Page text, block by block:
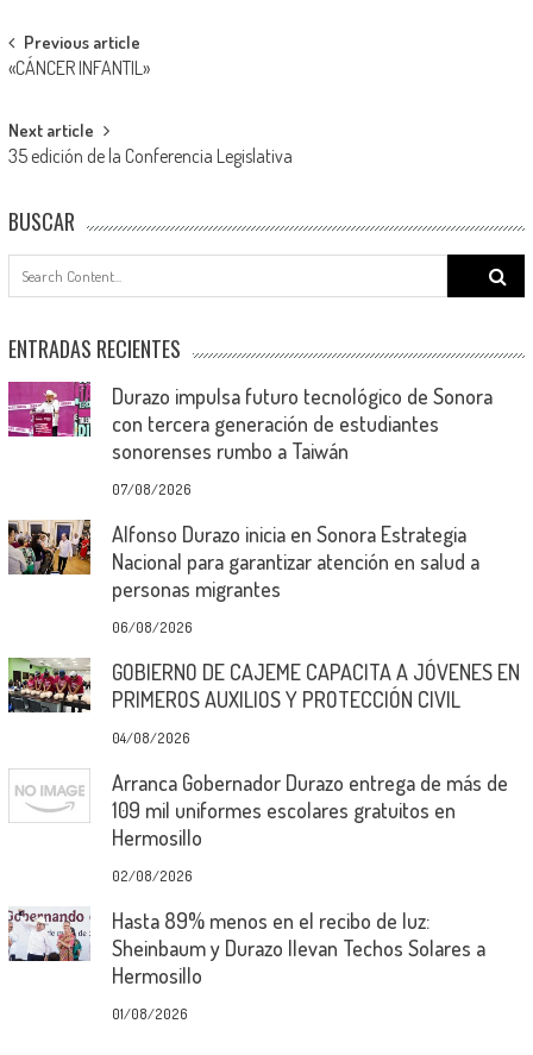
Post
navigation
Previous article
«CÁNCER INFANTIL»
Next article
35 edición de la Conferencia Legislativa
BUSCAR
Search
for:
ENTRADAS RECIENTES
Durazo impulsa futuro tecnológico de Sonora
con tercera generación de estudiantes
sonorenses rumbo a Taiwán
07/08/2026
Alfonso Durazo inicia en Sonora Estrategia
Nacional para garantizar atención en salud a
personas migrantes
06/08/2026
GOBIERNO DE CAJEME CAPACITA A JÓVENES EN
PRIMEROS AUXILIOS Y PROTECCIÓN CIVIL
04/08/2026
Arranca Gobernador Durazo entrega de más de
109 mil uniformes escolares gratuitos en
Hermosillo
02/08/2026
Hasta 89% menos en el recibo de luz:
Sheinbaum y Durazo llevan Techos Solares a
Hermosillo
01/08/2026